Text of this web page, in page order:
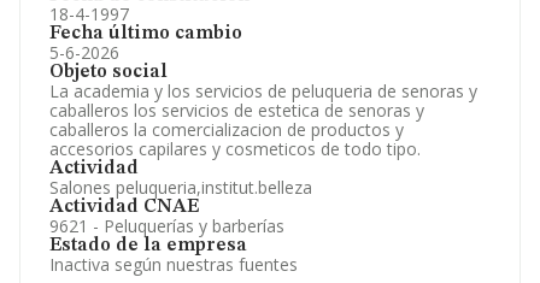
18-4-1997
Fecha último cambio
5-6-2026
Objeto social
La academia y los servicios de peluqueria de senoras y
caballeros los servicios de estetica de senoras y
caballeros la comercializacion de productos y
accesorios capilares y cosmeticos de todo tipo.
Actividad
Salones peluqueria,institut.belleza
Actividad CNAE
9621 - Peluquerías y barberías
Estado de la empresa
Inactiva según nuestras fuentes